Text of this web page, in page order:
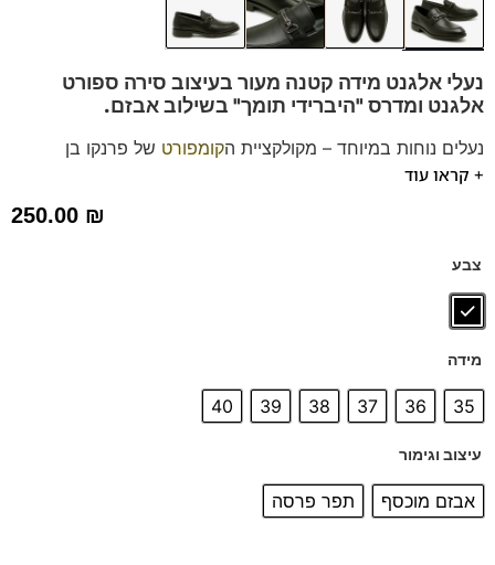
נעלי אלגנט מידה קטנה מעור בעיצוב סירה ספורט
אלגנט ומדרס "היברידי תומך" בשילוב אבזם.
נעלים נוחות במיוחד – מקולקציית הקומפורט של פרנקו בן
הנעליים עשויות עור רך ואיכותי.
+ קראו עוד
250.00 ₪
צבע
מידה
35
36
37
38
39
40
עיצוב וגימור
אבזם מוכסף תפר פרסה